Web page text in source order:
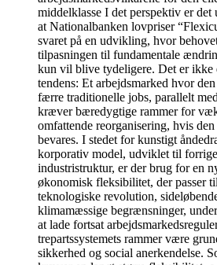
middelklasse I det perspektiv er det
at Nationalbanken lovpriser
svaret på en udvikling, hvor
tilpasningen til fundamentale
kun vil blive tydeligere. Det er ikke
tendens: Et arbejdsmarked hvor
færre traditionelle jobs, parallelt
kræver bæredygtige rammer for
omfattende reorganisering, hvis
bevares. I stedet for kunstigt
korporativ model, udviklet til
industristruktur, er der brug for en
økonomisk fleksibilitet, der passer
teknologiske revolution,
klimamæssige begrænsninger,
at lade fortsat
trepartssystemets rammer være
sikkerhed og social anerkendelse.